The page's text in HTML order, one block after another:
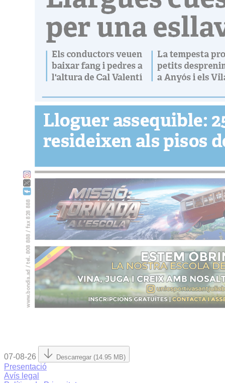
07-08-26 Descarregar (14.95 MB)
Presentació
Avís legal